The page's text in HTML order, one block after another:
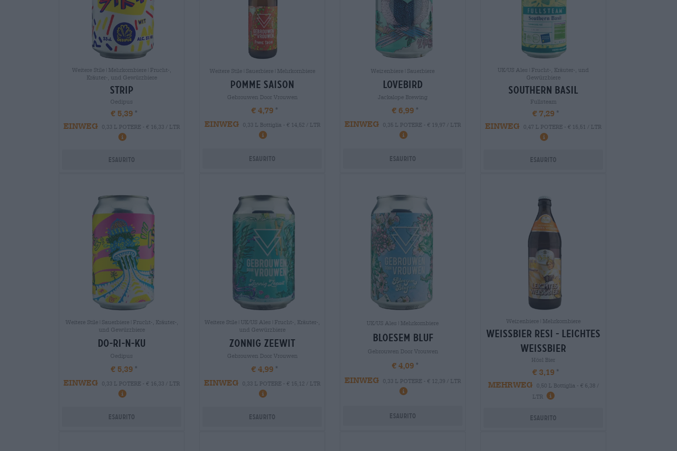
Weitere Stile|Mehrkornbiere|Frucht-,
Kräuter-, und Gewürzbiere
strip
Oedipus
€ 5,39
EINWEG
0,33 L POTERE - € 16,33 / LTR
Esaurito
Weitere Stile|Sauerbiere|Mehrkornbiere
pomme saison
Gebrouwen Door Vrouwen
€ 4,79
EINWEG
0,33 L Bottiglia - € 14,52 / LTR
Esaurito
Weizenbiere|Sauerbiere
lovebird
Jackalope Brewing
€ 6,99
EINWEG
0,35 L POTERE - € 19,97 / LTR
Esaurito
UK/US Ales|Frucht-, Kräuter-, und
Gewürzbiere
southern basil
Fullsteam
€ 7,29
EINWEG
0,47 L POTERE - € 15,51 / LTR
Esaurito
Weitere Stile|Sauerbiere|Frucht-, Kräuter-,
und Gewürzbiere
do-ri-n-ku
Oedipus
€ 5,39
EINWEG
0,33 L POTERE - € 16,33 / LTR
Esaurito
Weitere Stile|UK/US Ales|Frucht-, Kräuter-,
und Gewürzbiere
zonnig zeewit
Gebrouwen Door Vrouwen
€ 4,99
EINWEG
0,33 L POTERE - € 15,12 / LTR
Esaurito
UK/US Ales|Mehrkornbiere
bloesem bluf
Gebrouwen Door Vrouwen
€ 4,09
EINWEG
0,33 L POTERE - € 12,39 / LTR
Esaurito
Weizenbiere|Mehrkornbiere
weissbier resi - leichtes
weissbier
Hösl Bier
€ 3,19
MEHRWEG
0,50 L Bottiglia - € 6,38 /
LTR
Esaurito